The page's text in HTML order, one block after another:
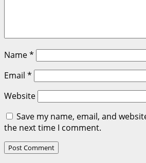
Name*
Email *
Website
Save my name, email, and
the next time I comment.